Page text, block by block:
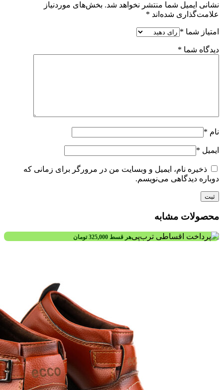
نشانی ایمیل شما منتشر نخواهد شد. بخش‌های موردنیاز
علامت‌گذاری شده‌اند *
امتیاز شما *
دیدگاه شما *
نام *
ایمیل *
ذخیره نام، ایمیل و وبسایت من در مرورگر برای زمانی که
دوباره دیدگاهی می‌نویسم.
محصولات مشابه
هر قسط 325,000 تومان